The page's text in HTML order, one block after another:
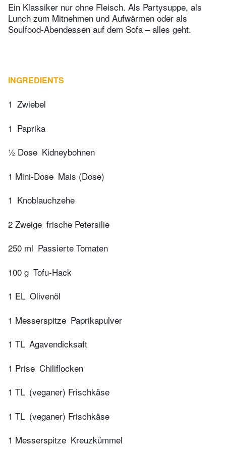
Ein Klassiker nur ohne Fleisch. Als Partysuppe, als
Lunch zum Mitnehmen und Aufwärmen oder als
Soulfood-Abendessen auf dem Sofa – alles geht.
INGREDIENTS
1 Zwiebel
1 Paprika
½ Dose Kidneybohnen
1 Mini-Dose Mais (Dose)
1 Knoblauchzehe
2 Zweige frische Petersilie
250 ml Passierte Tomaten
100 g Tofu-Hack
1 EL Olivenöl
1 Messerspitze Paprikapulver
1 TL Agavendicksaft
1 Prise Chiliflocken
1 TL (veganer) Frischkäse
1 TL (veganer) Frischkäse
1 Messerspitze Kreuzkümmel